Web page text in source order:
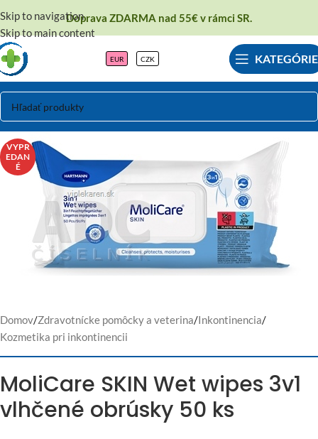
Skip to navigation
Skip to main content
Doprava ZDARMA nad 55€ v rámci SR.
EUR CZK KATEGÓRIE
VYPR
EDAN
É
Domov/Zdravotnícke pomôcky a veterina/Inkontinencia/
Kozmetika pri inkontinencii
MoliCare SKIN Wet wipes 3v1
vlhčené obrúsky 50 ks